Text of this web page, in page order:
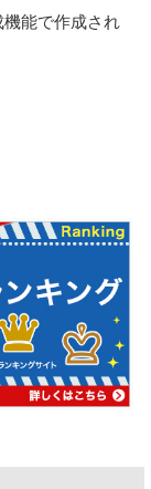
能で作成され